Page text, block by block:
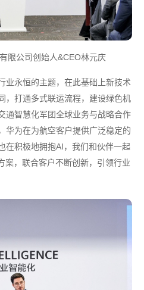
限公司创始人&CEO林元庆
业永恒的主题，在此基础上新技术
，打通多式联运流程，建设绿色机
通智慧化军团全球业务与战略合作
华为在为航空客户提供广泛稳定的
在积极地拥抱AI，我们和伙伴一起
案，联合客户不断创新，引领行业